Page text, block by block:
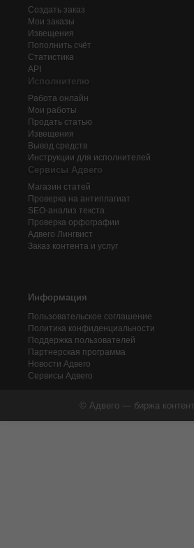
Создать заказ
Мои заказы
Извещения
Пополнить счёт
Статистика
API
Исполнителю
Работа онлайн
Мои работы
Продать статью
Извещения
Вывод средств
Инструкции для исполнителей
Сервисы Адвего
Магазин статей
Проверка на антиплагиат
SEO-анализ текста
Проверка орфографии
Адвего Лингвист
Заказ контента и услуг
Информация
Пользовательское соглашение
Политика конфиденциальности
Поддержка пользователей
Партнерская программа
Новости Адвего
Сервисы Адвего
© Адвего — биржа